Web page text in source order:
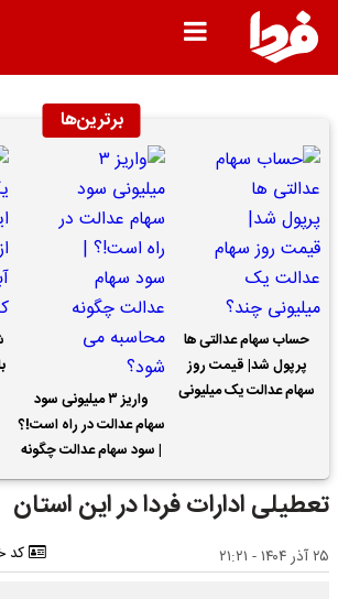
برترین‌ها
حساب سهام عدالتی ها
پرپول شد| قیمت روز
سهام عدالت یک میلیونی
واریز ۳ میلیونی سود
سهام عدالت در راه است!؟
| سود سهام عدالت چگونه
محاسبه می شود؟
تعطیلی ادارات فردا در این استان
۲۵ آذر ۱۴۰۴ - ۲۱:۲۱ کد خبر: